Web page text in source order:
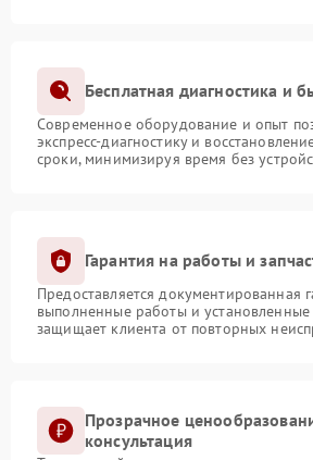
Бесплатная диагностика и
Современное оборудование и опыт
экспресс-диагностику и
сроки, минимизируя время без
Гарантия на работы и
Предоставляется документированная
выполненные работы и установленные
защищает клиента от повторных
Прозрачное
консультация